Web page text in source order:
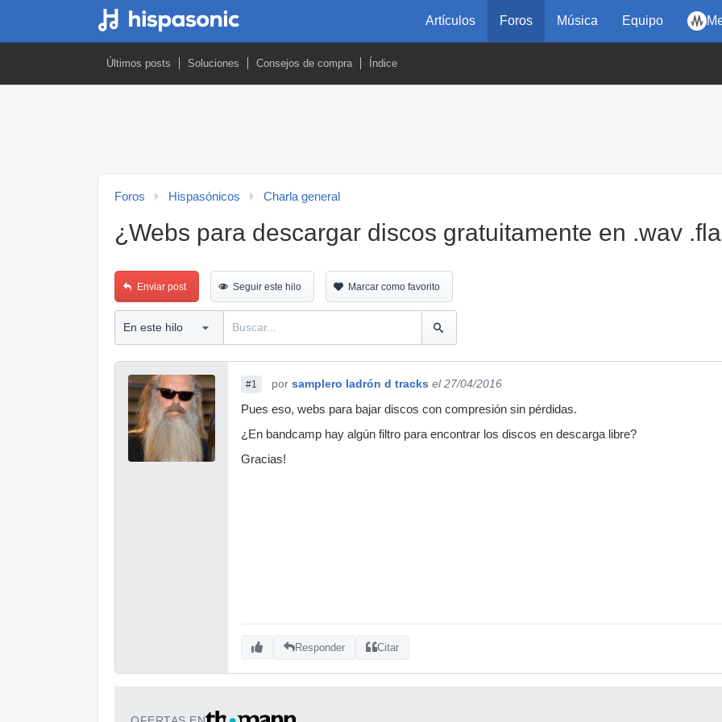
Artículos Foros Música Equipo
Últimos posts Soluciones Consejos de compra Índice
Foros Hispasónicos Charla general
¿Webs para descargar discos gratuitamente en .wav
Enviar post Seguir este hilo Marcar como favorito
#1 por samplero ladrón d tracks el 27/04/2016
Pues eso, webs para bajar discos con compresión sin pérdidas.
¿En bandcamp hay algún filtro para encontrar los discos en descarga libre?
Gracias!
Responder Citar